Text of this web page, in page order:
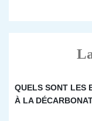
QUELS SONT LES
À LA